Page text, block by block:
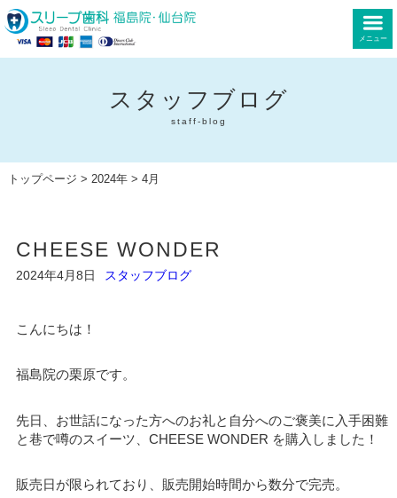
メニュー
スタッフブログ
staff-blog
トップページ > 2024年> 4月
CHEESE WONDER
2024年4月8日 スタッフブログ
こんにちは！
福島院の栗原です。
先日、お世話になった方へのお礼と自分へのご褒美に入手困難
と巷で噂のスイーツ、CHEESE WONDER を購入しました！
販売日が限られており、販売開始時間から数分で完売。